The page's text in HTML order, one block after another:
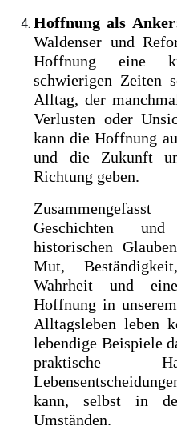
Hoffnung als
Waldenser und
Hoffnung eine
schwierigen Zeiten
Alltag, der
Verlusten oder
kann die Hoffnung
und die Zukunft
Richtung geben.
Geschichten
historischen
Mut,
Wahrheit und
Hoffnung in
Alltagsleben leben
lebendige Beispiele
praktische
kann, selbst in
Umständen.